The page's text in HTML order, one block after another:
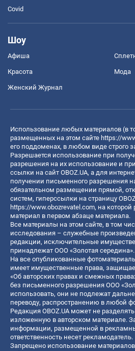
Covid
Шоу
Афиша
Красота Мода
Женский Журнал
Использование любых материалов (в
размещенных на этом сайте https://
его поддоменах, в любом виде строго
Разрешается использование при
разрешения на их использование и
ссылки на сайт OBOZ.UA, а для
получении письменного разрешения
обязательном размещении прямой,
систем, гиперссылки на страницу
https://www.obozrevatel.com, на
материал в первом абзаце материала.
Все материалы на этом сайте, в том
исследования – служебные
редакции, исключительные
принадлежат ООО «Золотая середина».
На все опубликованные
имеет имущественные права,
«Об авторских правах и смежных
без письменного разрешения ООО
использовать, они не подлежат
переводу, распространению в любой
Редакция OBOZ.UA может не
изложенную в авторском материале.
информации, размещенной в
ответственность несет рекламодатель.
Запрещено использование